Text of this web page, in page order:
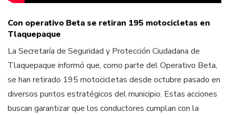
Con operativo Beta se retiran 195 motocicletas en
Tlaquepaque
La Secretaría de Seguridad y Protección Ciudadana de
Tlaquepaque informó que, como parte del Operativo Beta,
se han retirado 195 motocicletas desde octubre pasado en
diversos puntos estratégicos del municipio. Estas acciones
buscan garantizar que los conductores cumplan con la